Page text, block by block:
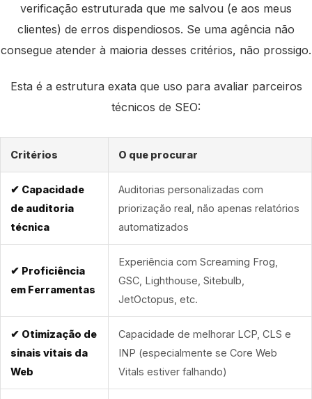
verificação estruturada que me salvou (e aos meus
clientes) de erros dispendiosos. Se uma agência não
consegue atender à maioria desses critérios, não prossigo.
Esta é a estrutura exata que uso para avaliar parceiros
técnicos de SEO:
Critérios O que procurar
✔ Capacidade
de auditoria
técnica
Auditorias personalizadas com
priorização real, não apenas relatórios
automatizados
✔ Proficiência
em Ferramentas
Experiência com Screaming Frog,
GSC, Lighthouse, Sitebulb,
JetOctopus, etc.
✔ Otimização de
sinais vitais da
Web
Capacidade de melhorar LCP, CLS e
INP (especialmente se Core Web
Vitals estiver falhando)